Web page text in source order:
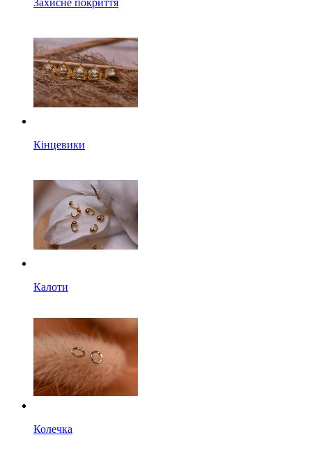
Захисне покриття
Кінцевики
Калоти
Колечка